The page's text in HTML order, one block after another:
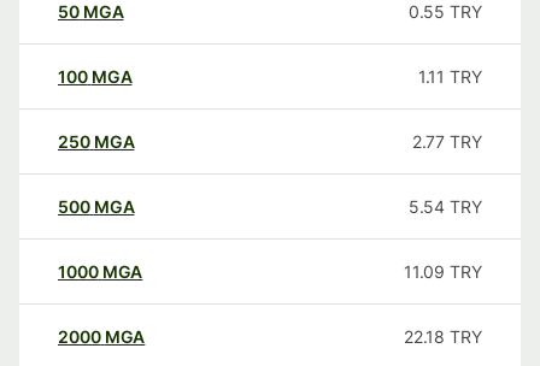
50 MGA 0.55 TRY
100 MGA 1.11 TRY
250 MGA 2.77 TRY
500 MGA 5.54 TRY
1000 MGA 11.09 TRY
2000 MGA 22.18 TRY